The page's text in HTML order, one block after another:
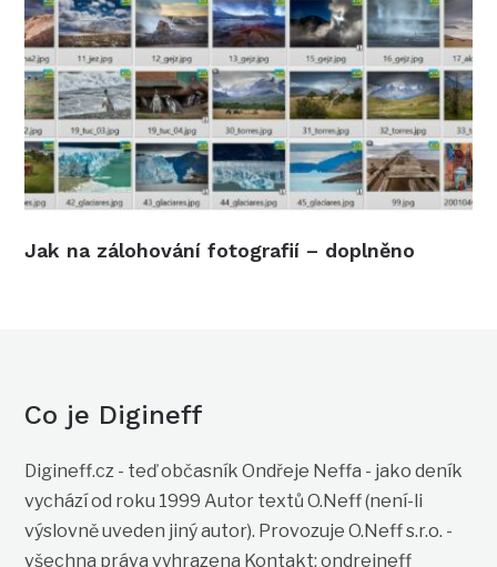
Jak na zálohování fotografií – doplněno
Co je Digineff
Digineff.cz - teď občasník Ondřeje Neffa - jako deník
vychází od roku 1999 Autor textů O.Neff (není-li
výslovně uveden jiný autor). Provozuje O.Neff s.r.o. -
všechna práva vyhrazena Kontakt: ondrejneff